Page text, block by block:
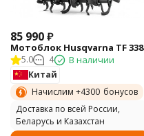
85 990₽
Мотоблок Husqvarna TF 338
5.0 4 В наличии
Китай
Начислим +4300 бонусов
Доставка по всей России,
Беларусь и Казахстан